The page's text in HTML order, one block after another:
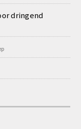
dringend